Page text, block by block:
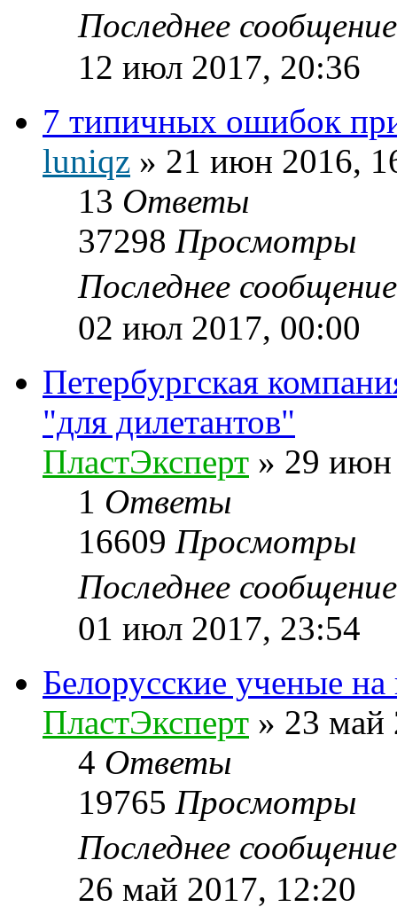
Последнее
12 июл 2017, 20:36
7 типичных ошибок
luniqz » 21 июн 2016,
13 Ответы
37298 Просмотры
Последнее
02 июл 2017, 00:00
Петербургская
"для дилетантов"
ПластЭксперт » 29 июн
1 Ответы
16609 Просмотры
Последнее
01 июл 2017, 23:54
Белорусские ученые
ПластЭксперт » 23 май
4 Ответы
19765 Просмотры
Последнее
26 май 2017, 12:20